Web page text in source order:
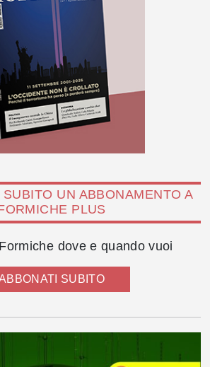
UN ABBONAMENTO A
PLUS
dove e quando vuoi
SUBITO